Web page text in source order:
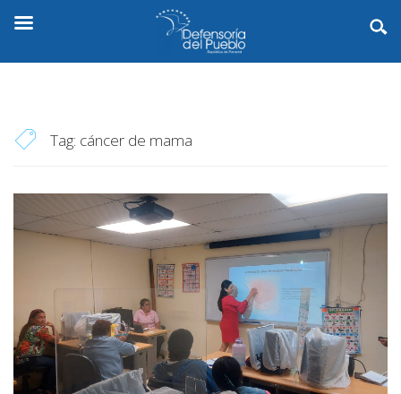
Tag: cáncer de mama